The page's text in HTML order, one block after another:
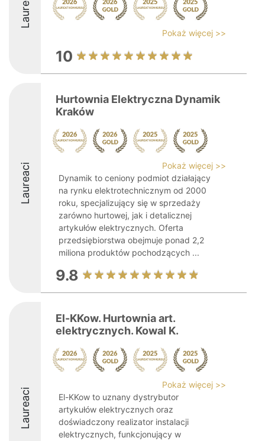
Pokaż więcej >>
10
Laureaci
Hurtownia Elektryczna Dynamik
Kraków
Pokaż więcej >>
Dynamik to ceniony podmiot działający
na rynku elektrotechnicznym od 2000
roku, specjalizujący się w sprzedaży
zarówno hurtowej, jak i detalicznej
artykułów elektrycznych. Oferta
przedsiębiorstwa obejmuje ponad 2,2
miliona produktów pochodzących ...
9.8
Laureaci
El-KKow. Hurtownia art.
elektrycznych. Kowal K.
Pokaż więcej >>
El-KKow to uznany dystrybutor
artykułów elektrycznych oraz
doświadczony realizator instalacji
elektrycznych, funkcjonujący w